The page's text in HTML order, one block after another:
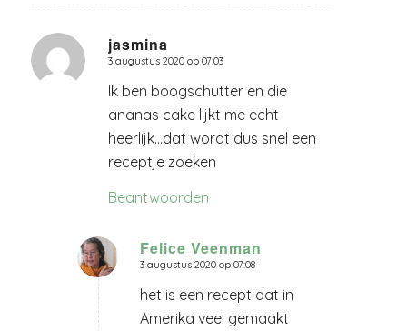
jasmina
zegt:
3 augustus 2020 op 07:03
Ik ben boogschutter en die
ananas cake lijkt me echt
heerlijk…dat wordt dus snel een
receptje zoeken
Beantwoorden
Felice Veenman
zegt:
3 augustus 2020 op 07:08
het is een recept dat in
Amerika veel gemaakt